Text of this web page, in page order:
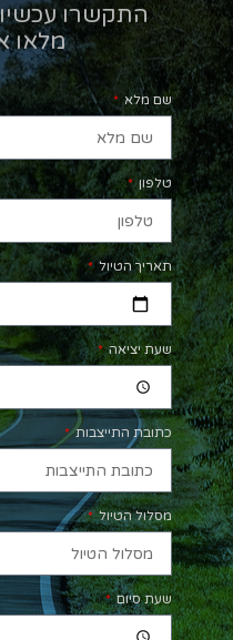
התקשרו
מלאו
שם מלא
טלפון
תאריך הטיול
שעת יציאה
כתובת התייצבות
מסלול הטיול
שעת סיום